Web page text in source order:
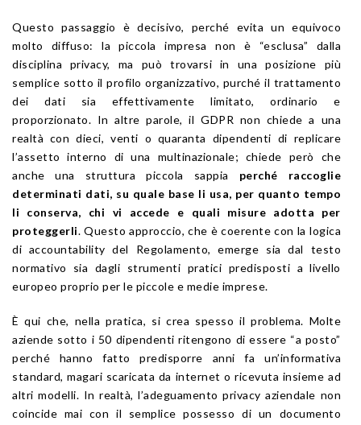
Questo passaggio è decisivo, perché evita un equivoco
molto diffuso: la piccola impresa non è “esclusa” dalla
disciplina privacy, ma può trovarsi in una posizione più
semplice sotto il profilo organizzativo, purché il trattamento
dei dati sia effettivamente limitato, ordinario e
proporzionato. In altre parole, il GDPR non chiede a una
realtà con dieci, venti o quaranta dipendenti di replicare
l’assetto interno di una multinazionale; chiede però che
anche una struttura piccola sappia perché raccoglie
determinati dati, su quale base li usa, per quanto tempo
li conserva, chi vi accede e quali misure adotta per
proteggerli. Questo approccio, che è coerente con la logica
di accountability del Regolamento, emerge sia dal testo
normativo sia dagli strumenti pratici predisposti a livello
europeo proprio per le piccole e medie imprese.
È qui che, nella pratica, si crea spesso il problema. Molte
aziende sotto i 50 dipendenti ritengono di essere “a posto”
perché hanno fatto predisporre anni fa un’informativa
standard, magari scaricata da internet o ricevuta insieme ad
altri modelli. In realtà, l’adeguamento privacy aziendale non
coincide mai con il semplice possesso di un documento